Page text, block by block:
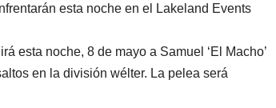
esta noche en el Lakeland Events
esta noche, 8 de mayo a Samuel ‘El Macho’
en la división wélter. La pelea será